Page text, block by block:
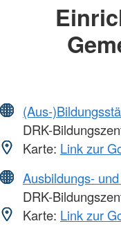
(Aus-
DRK-
Karte: Link zur
Ausbildungs-
DRK-
Karte: Link zur